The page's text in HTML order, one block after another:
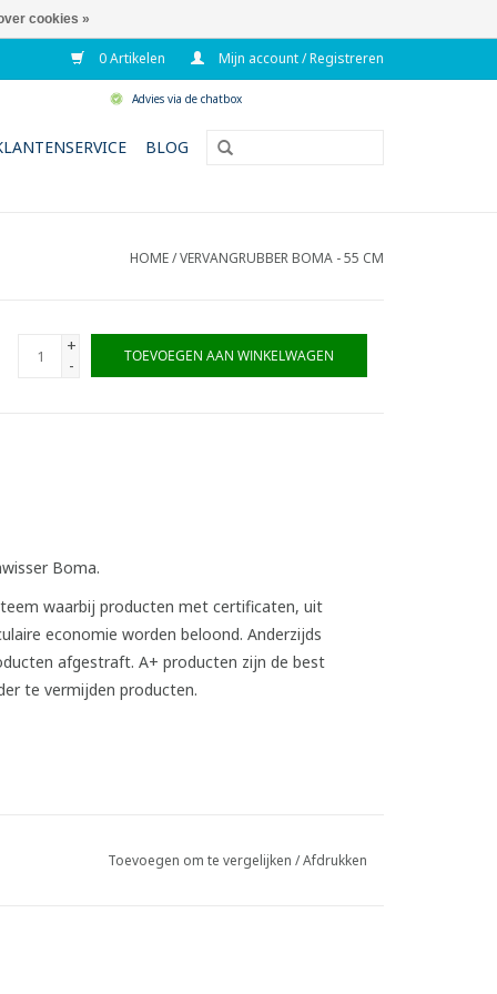
0 Artikelen Mijn account / Registreren
Advies via de chatbox
BLOG
HOME/VERVANGRUBBER BOMA - 55 CM
+
-
TOEVOEGEN AAN WINKELWAGEN
Boma.
Toevoegen om te vergelijken /Afdrukken
cookies »